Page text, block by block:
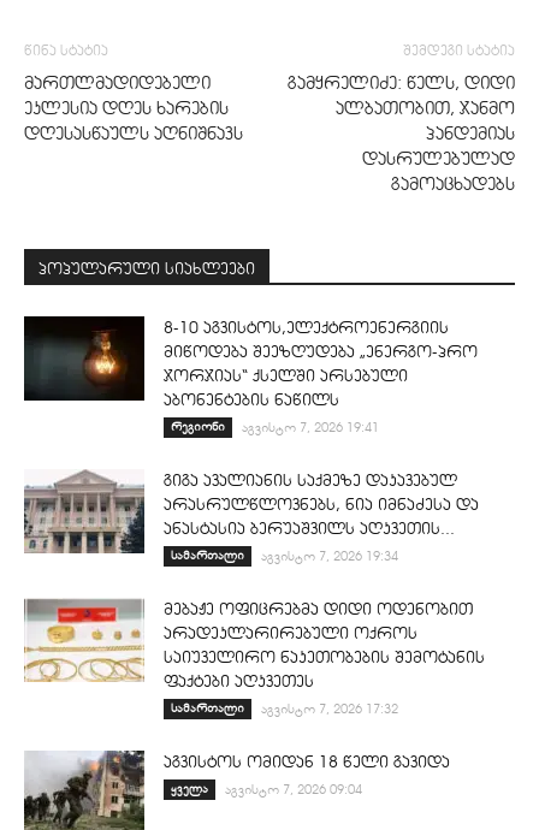
წინა სტატია
მართლმადიდებელი
ეკლესია დღეს ხარების
დღესასწაულს აღნიშნავს
შემდეგი სტატია
გამყრელიძე: წელს, დიდი
ალბათობით, ჯანმო
პანდემიას
დასრულებულად
გამოაცხადებს
პოპულარული სიახლეები
8-10 აგვისტოს,ელექტროენერგიის
მიწოდება შეეზღუდება „ენერგო-პრო
ჯორჯიას“ ქსელში არსებული
აბონენტების ნაწილს
რეგიონი აგვისტო 7, 2026 19:41
გიგა ავალიანის საქმეზე დაკავებულ
არასრულწლოვნებს, ნია იმნაძესა და
ანასტასია ბერუაშვილს აღკვეთის...
სამართალი აგვისტო 7, 2026 19:34
მებაჟე ოფიცრებმა დიდი ოდენობით
არადეკლარირებული ოქროს
საიუველირო ნაკეთობების შემოტანის
ფაქტები აღკვეთეს
სამართალი აგვისტო 7, 2026 17:32
აგვისტოს ომიდან 18 წელი გავიდა
ყველა აგვისტო 7, 2026 09:04